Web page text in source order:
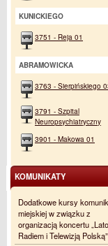
KUNICKIEGO
3751 - Reja 01
ABRAMOWICKA
3763 - Sierpińskiego
3791 - Szpital
Neuropsychiatryczny
3901 - Makowa 01
KOMUNIKATY
Dodatkowe kursy
miejskiej w związku z
organizacją koncertu
Radiem i Telewizją Polską”